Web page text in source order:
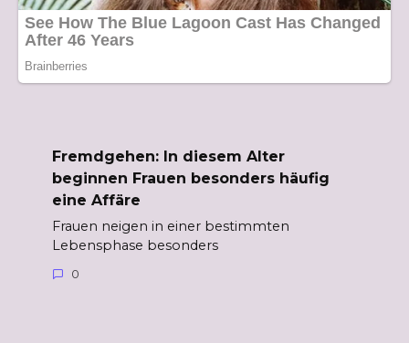
Fremdgehen: In diesem Alter
beginnen Frauen besonders häufig
eine Affäre
Frauen neigen in einer bestimmten
Lebensphase besonders
0